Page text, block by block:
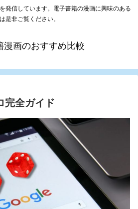
発信しています。電子書籍の漫画に興味のある
是非ご覧ください。
漫画のおすすめ比較
完全ガイド